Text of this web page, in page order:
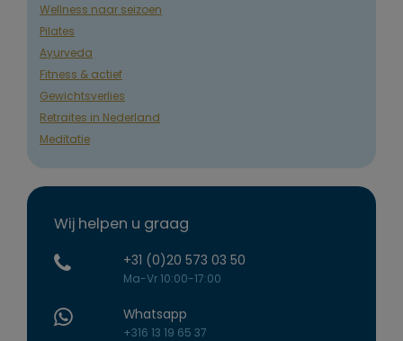
Wellness naar seizoen
Pilates
Ayurveda
Fitness & actief
Gewichtsverlies
Retraites in Nederland
Meditatie
Wij helpen u graag
+31 (0)20 573 03 50
Ma-Vr 10:00-17:00
Whatsapp
+316 13 19 65 37